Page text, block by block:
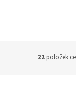
22položek